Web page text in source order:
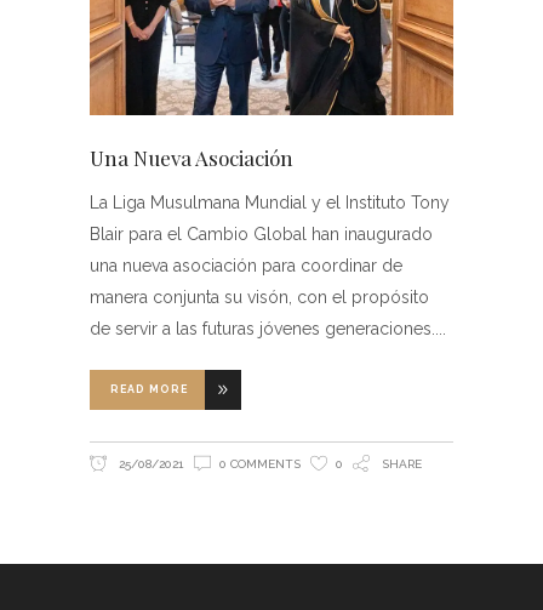
Una Nueva Asociación
La Liga Musulmana Mundial y el Instituto Tony
Blair para el Cambio Global han inaugurado
una nueva asociación para coordinar de
manera conjunta su visón, con el propósito
de servir a las futuras jóvenes generaciones.
READ MORE
25/08/2021 0 COMMENTS 0 SHARE